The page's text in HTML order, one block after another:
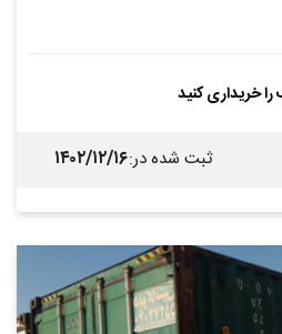
خریداری کنید
ثبت شده در:۱۴۰۲/۱۲/۱۶